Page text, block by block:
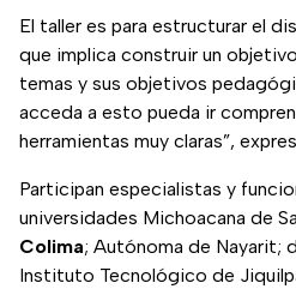
El taller es para estructurar el
que implica construir un
temas y sus objetivos
acceda a esto pueda ir
herramientas muy claras”,
Participan especialistas y
universidades Michoacana de
Colima; Autónoma de Nayarit;
Instituto Tecnológico de